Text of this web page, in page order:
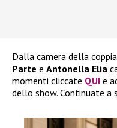
Dalla camera della
Parte e Antonella Elia
momenti cliccate QUI e
dello show. Continuate a